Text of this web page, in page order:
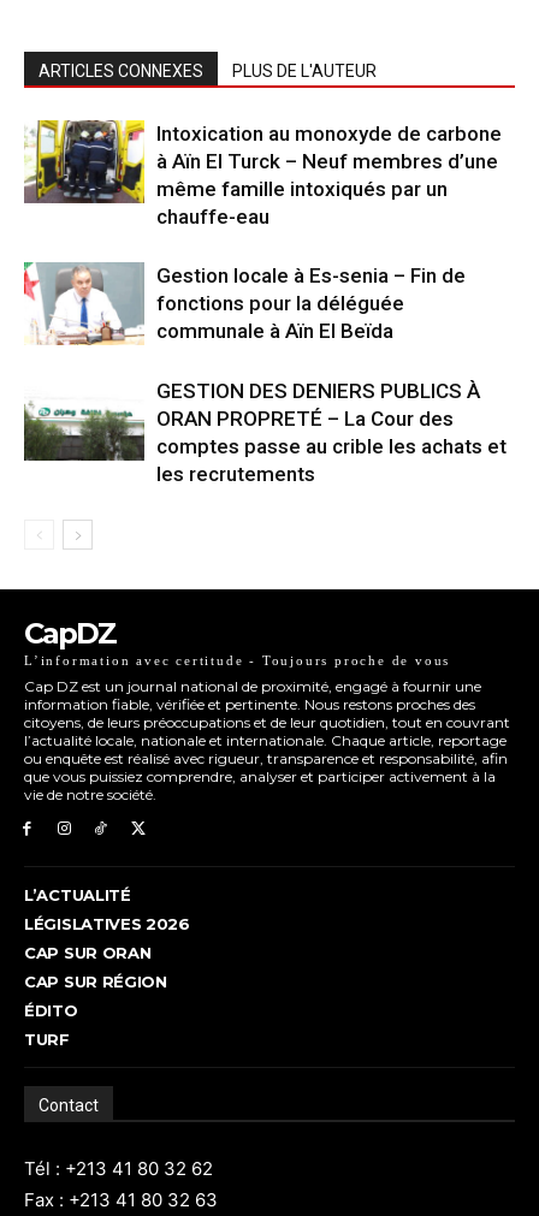
ARTICLES CONNEXES PLUS DE L'AUTEUR
Intoxication au monoxyde de carbone
à Aïn El Turck – Neuf membres d’une
même famille intoxiqués par un
chauffe-eau
Gestion locale à Es-senia – Fin de
fonctions pour la déléguée
communale à Aïn El Beïda
GESTION DES DENIERS PUBLICS À
ORAN PROPRETÉ – La Cour des
comptes passe au crible les achats et
les recrutements
CapDZ
L’information avec certitude - Toujours proche de vous
Cap DZ est un journal national de proximité, engagé à fournir une
information fiable, vérifiée et pertinente. Nous restons proches des
citoyens, de leurs préoccupations et de leur quotidien, tout en couvrant
l’actualité locale, nationale et internationale. Chaque article, reportage
ou enquête est réalisé avec rigueur, transparence et responsabilité, afin
que vous puissiez comprendre, analyser et participer activement à la
vie de notre société.
L’ACTUALITÉ
LÉGISLATIVES 2026
CAP SUR ORAN
CAP SUR RÉGION
ÉDITO
TURF
Contact
Tél : +213 41 80 32 62
Fax : +213 41 80 32 63